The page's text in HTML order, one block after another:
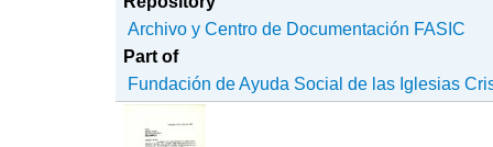
Archivo y Centro de Documentación FASIC
Part of
Fundación de Ayuda Social de las Iglesias